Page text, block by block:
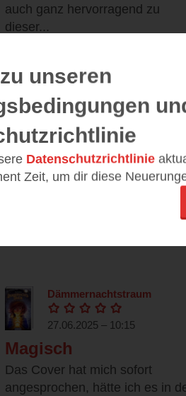
auch ganz hervorragend zu
dieser...
Alle 107 Rezensionen
Dämmernachtstraum
27.06.2025 – 10:15
Magisch
Das Cover hat mich sofort
angesprochen, hätte ich es in
unseren
Datenschutzrichtlinie
Zeit, um dir diese